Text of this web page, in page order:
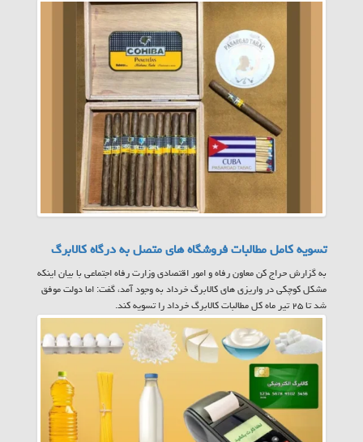
تسویه کامل مطالبات فروشگاه های متصل به درگاه کالابرگ
به گزارش حراج کن معاون رفاه و امور اقتصادی وزارت رفاه اجتماعی با بیان اینکه
مشکل کوچکی در واریزی های کالابرگ خرداد به وجود آمد، گفت: اما دولت موفق
شد تا ۲۵ تیر ماه کل مطالبات کالابرگ خرداد را تسویه کند.